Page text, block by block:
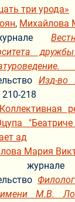
три урода»
, Михайлова
Изд-во
218
Коллективная
ад
Мария
М.В.